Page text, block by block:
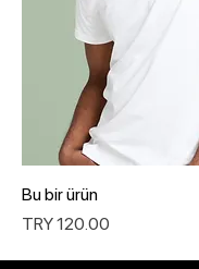
Bu bir ürün
السعر